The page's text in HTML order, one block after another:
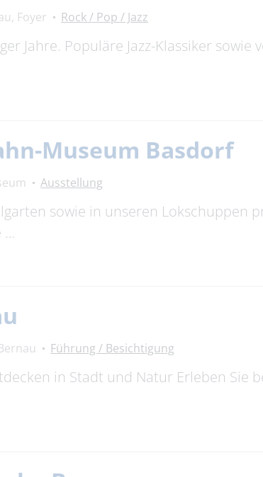
Foyer Rock / Pop / Jazz
Jahre. Populäre Jazz-Klassiker
Museum Basdorf
Ausstellung
sowie in unseren Lokschuppen
…
Führung / Besichtigung
in Stadt und Natur Erleben Sie